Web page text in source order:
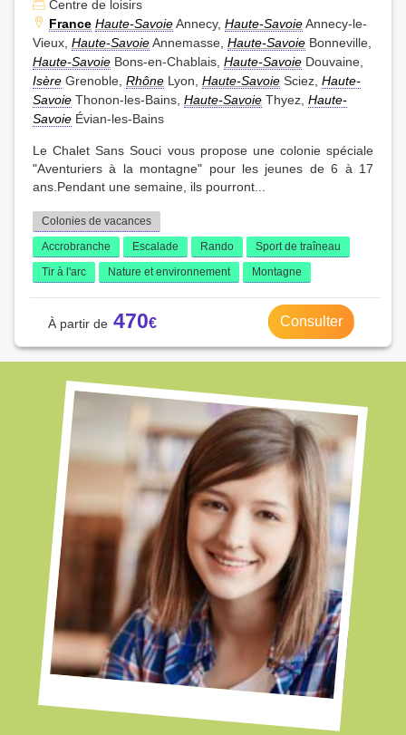
Centre de loisirs
France Haute-SavoieAnnecy, Haute-SavoieAnnecy-le-
Vieux, Haute-SavoieAnnemasse, Haute-Savoie Bonneville,
Haute-Savoie Bons-en-Chablais, Haute-Savoie Douvaine,
Isère Grenoble, Rhône Lyon, Haute-Savoie Sciez, Haute-
Savoie Thonon-les-Bains, Haute-Savoie Thyez, Haute-
Savoie Évian-les-Bains
Le Chalet Sans Souci vous propose une colonie spéciale
"Aventuriers à la montagne" pour les jeunes de 6 à 17
ans.Pendant une semaine, ils pourront...
Colonies de vacances
Accrobranche
Escalade Rando
Sport de traîneau
Tir à l'arc
Nature et environnement Montagne
470 Consulter